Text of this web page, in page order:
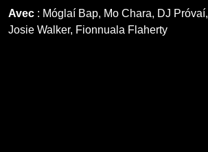
Avec : Móglaí Bap, Mo Chara, DJ Próvaí,
Josie Walker, Fionnuala Flaherty